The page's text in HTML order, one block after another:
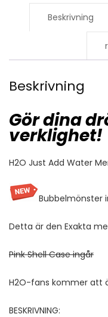
kvantitetBeskrivning
Beskrivning
Gör dina
verklighet!
H2O Just Add Water
Bubbelmönster
Detta är den Exakta
Pink Shell Case ingår
H2O-fans kommer att
BESKRIVNING: